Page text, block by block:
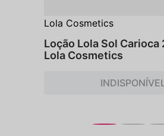
Lola Cosmetics
Loção Lola Sol
Lola Cosmetics